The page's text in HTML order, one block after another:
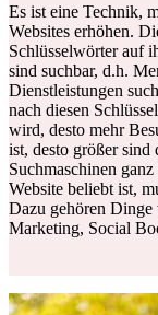
Es ist eine Technik,
Websites erhöhen.
Schlüsselwörter auf
sind suchbar, d.h.
Dienstleistungen
nach diesen
wird, desto mehr
ist, desto größer sind
Suchmaschinen
Website beliebt ist,
Dazu gehören
Marketing, Social